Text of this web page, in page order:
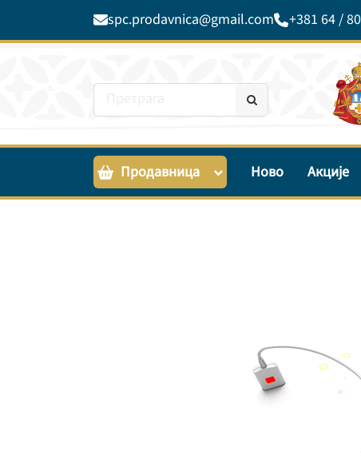
spc.prodavnica@gmail.com +381 64 /
Продавница Ново Акције